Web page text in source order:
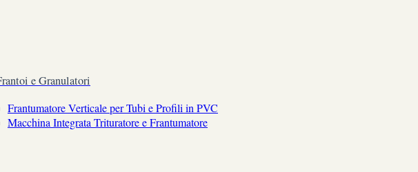
e Granulatori
Frantumatore Verticale per Tubi e Profili in PVC
Macchina Integrata Trituratore e Frantumatore